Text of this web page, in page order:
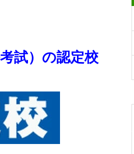
試）の認定校